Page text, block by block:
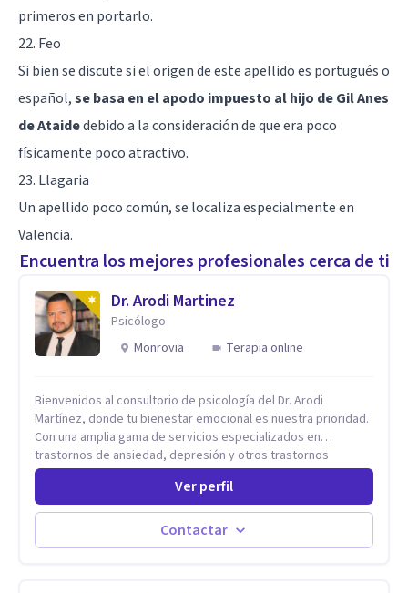
primeros en portarlo.
22. Feo
Si bien se discute si el origen de este apellido es portugués o
español,se basa en el apodo impuesto al hijo de Gil Anes
de Ataidedebido a la consideración de que era poco
físicamente poco atractivo.
23. Llagaria
Un apellido poco común, se localiza especialmente en
Valencia.
Encuentra los mejores profesionales cerca de ti
Dr. Arodi Martinez
Psicólogo
Monrovia
Terapia online
Bienvenidos al consultorio de psicología del Dr. Arodi
Martínez, donde tu bienestar emocional es nuestra prioridad.
Con una amplia gama de servicios especializados en
trastornos de ansiedad, depresión y otros trastornos
emocionales, estamos dedicados a ofrecerte el mejor
tratamiento para mejorar tu salud mental. En nuestro
consultorio, ofrecemos una variedad de terapias y
tratamientos diseñados para satisfacer tus necesidades
específicas: Terapia para Trastornos de Ansiedad y
Ver perfil
Contactar